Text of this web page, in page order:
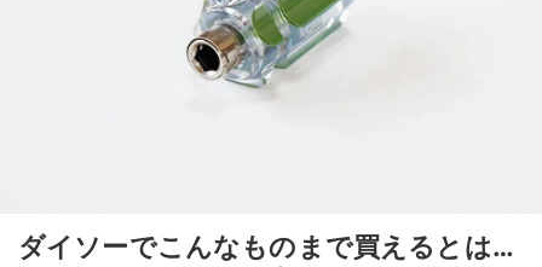
ダイソーでこんなものまで買えるとは…